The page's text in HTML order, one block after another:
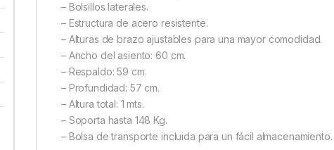
– Bolsillos laterales.
– Estructura de acero resistente.
– Alturas de brazo ajustables para una mayor comodidad.
– Ancho del asiento: 60 cm.
– Respaldo: 59 cm.
– Profundidad: 57 cm.
– Altura total: 1 mts.
– Soporta hasta 148 Kg.
– Bolsa de transporte incluida para un fácil almacenamiento.